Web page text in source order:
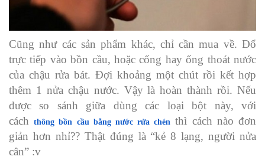
Cũng như các sản phẩm khác, chỉ cần mua về. Đổ
trực tiếp vào bồn cầu, hoặc cống hay ống thoát nước
của chậu rửa bát. Đợi khoảng một chút rồi kết hợp
thêm 1 nửa chậu nước. Vậy là hoàn thành rồi. Nếu
được so sánh giữa dùng các loại bột này, với
cáchthông bồn cầu bằng nước rửa chén
thì cách nào đơn
giản hơn nhỉ?? Thật đúng là “kẻ 8 lạng, người nửa
cân” :v